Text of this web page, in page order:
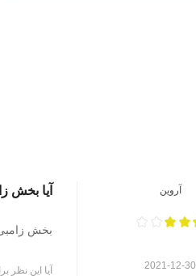
آروین
2021-12-30
آیا بخش
بخش
آیا این نظر